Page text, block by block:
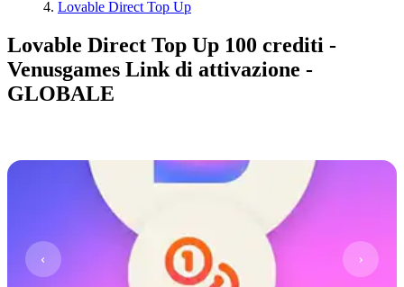
Lovable Direct Top Up
Lovable Direct Top Up 100 crediti -
Venusgames Link di attivazione -
GLOBALE